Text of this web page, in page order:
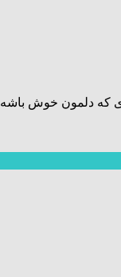
که دلمون خوش باشه